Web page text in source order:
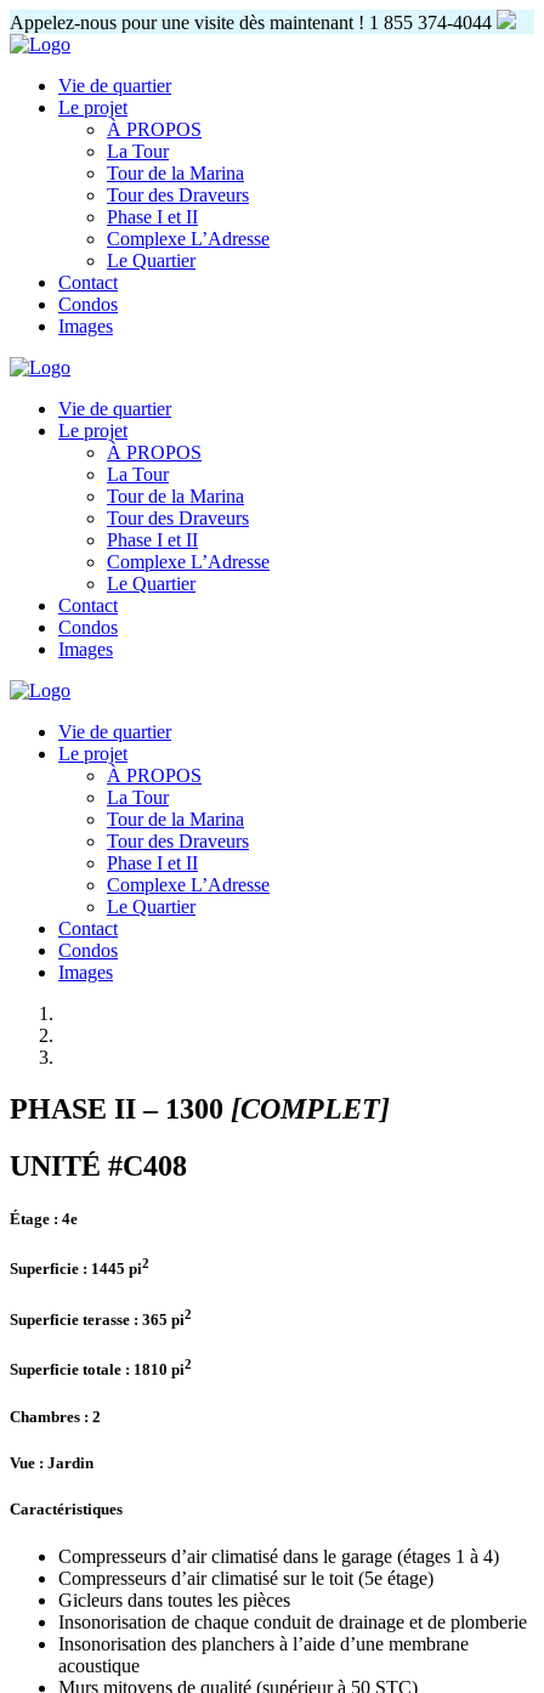
Appelez-nous pour une visite dès maintenant ! 1 855 374-4044
Vie de quartier
Le projet
À PROPOS
La Tour
Tour de la Marina
Tour des Draveurs
Phase I et II
Complexe L’Adresse
Le Quartier
Contact
Condos
Images
Vie de quartier
Le projet
À PROPOS
La Tour
Tour de la Marina
Tour des Draveurs
Phase I et II
Complexe L’Adresse
Le Quartier
Contact
Condos
Images
Vie de quartier
Le projet
À PROPOS
La Tour
Tour de la Marina
Tour des Draveurs
Phase I et II
Complexe L’Adresse
Le Quartier
Contact
Condos
Images
PHASE II – 1300 [COMPLET]
UNITÉ #C408
Étage : 4e
Superficie : 1445 pi2
Superficie terasse : 365 pi2
Superficie totale : 1810 pi2
Chambres : 2
Vue : Jardin
Caractéristiques
Compresseurs d’air climatisé dans le garage (étages 1 à 4)
Compresseurs d’air climatisé sur le toit (5e étage)
Gicleurs dans toutes les pièces
Insonorisation de chaque conduit de drainage et de plomberie
Insonorisation des planchers à l’aide d’une membrane
acoustique
Murs mitoyens de qualité (supérieur à 50 STC)